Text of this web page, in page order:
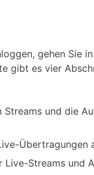
gehen Sie
gibt es vier
und die
Übertragungen
Streams und